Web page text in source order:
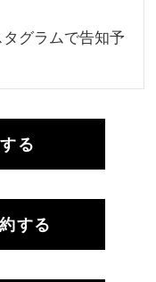
グラムで告知予
る
する